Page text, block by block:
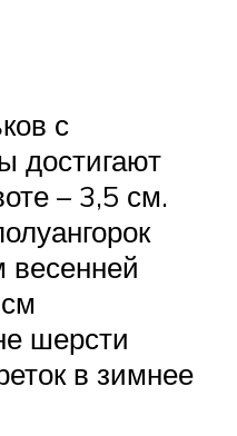
с
достигают
– 3,5 см.
весенней
шерсти
в зимнее